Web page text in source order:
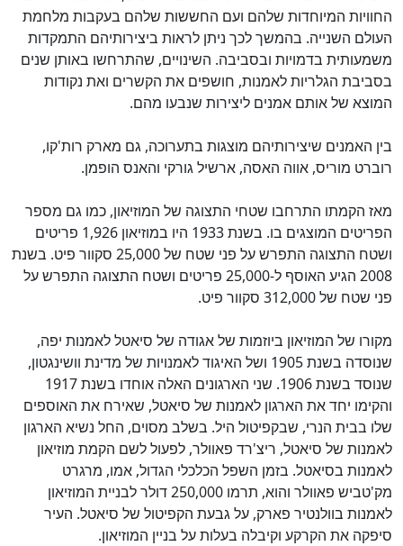
החוויות המיוחדות שלהם ועם החששות שלהם בעקבות מלחמת
העולם השנייה. בהמשך לכך ניתן לראות ביצירותיהם התמקדות
משמעותית בדמויות ובסביבה. השינויים, שהתרחשו באותן שנים
בסביבת הגלריות לאמנות, חושפים את הקשרים ואת נקודות
המוצא של אותם אמנים ליצירות שנבעו מהם.
בין האמנים שיצירותיהם מוצגות בתערוכה, גם מארק רות'קו,
רוברט מוריס, אווה האסה, ארשיל גורקי והאנס הופמן.
מאז הקמתו התרחבו שטחי התצוגה של המוזיאון, כמו גם מספר
הפריטים המוצגים בו. בשנת 1933 היו במוזיאון 1,926 פריטים
ושטח התצוגה התפרש על פני שטח של 25,000 סקוור פיט. בשנת
2008 הגיע האוסף ל-25,000 פריטים ושטח התצוגה התפרש על
פני שטח של 312,000 סקוור פיט.
מקורו של המוזיאון ביוזמות של אגודה של סיאטל לאמנות יפה,
שנוסדה בשנת 1905 ושל האיגוד לאמנויות של מדינת וושינגטון,
שנוסד בשנת 1906. שני הארגונים האלה אוחדו בשנת 1917
והקימו יחד את הארגון לאמנות של סיאטל, שאירח את האוספים
שלו בבית הנרי, שבקפיטול היל. בשלב מסוים, החל נשיא הארגון
לאמנות של סיאטל, ריצ'רד פאוולר, לפעול לשם הקמת מוזיאון
לאמנות בסיאטל. בזמן השפל הכלכלי הגדול, אמו, מרגרט
מק'טביש פאוולר והוא, תרמו 250,000 דולר לבניית המוזיאון
לאמנות בוולנטיר פארק, על גבעת הקפיטול של סיאטל. העיר
סיפקה את הקרקע וקיבלה בעלות על בניין המוזיאון.